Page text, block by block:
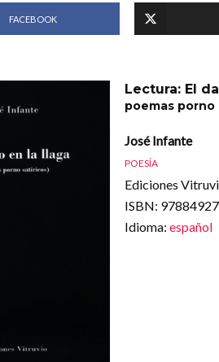
FACEBOOK
Lectura: El
poemas porno
José Infante
POESÍA
Ediciones
ISBN:
Idioma: español